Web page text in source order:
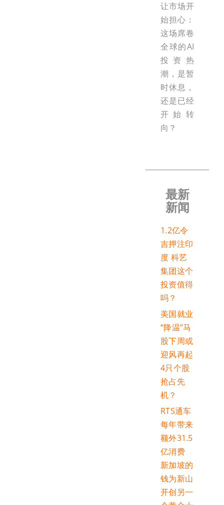
让市场开
始担心：
这场席卷
全球的AI
投资热
潮，是暂
时休息，
还是已经
开始转
向？
最新
新闻
1.2亿令
吉押注印
度 科艺
集团这个
投资值得
吗？
美国就业
“降温”马
股下周或
迎风再起
4只个股
抢占先
机？
RTS通车
每年带来
额外31.5
亿消费
新加坡的
钱为新山
开创另一